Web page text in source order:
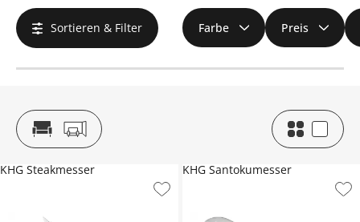
Sortieren & Filter Farbe Preis
KHG Steakmesser KHG Santokumesser